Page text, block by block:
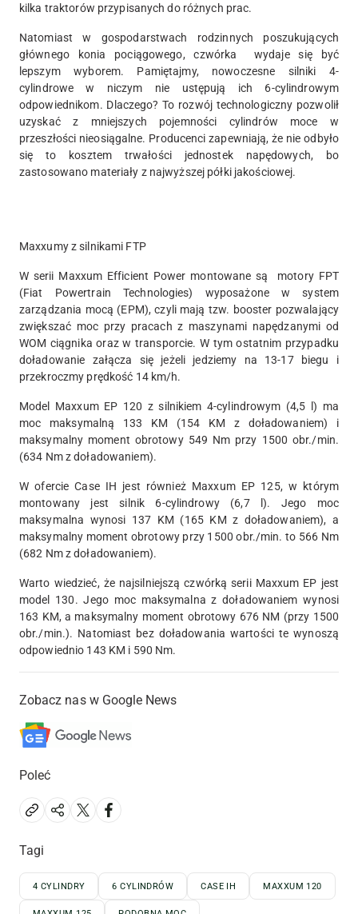
kilka traktorów przypisanych do różnych prac.
Natomiast w gospodarstwach rodzinnych poszukujących
głównego konia pociągowego, czwórka wydaje się być
lepszym wyborem. Pamiętajmy, nowoczesne silniki 4-
cylindrowe w niczym nie ustępują ich 6-cylindrowym
odpowiednikom. Dlaczego? To rozwój technologiczny pozwolił
uzyskać z mniejszych pojemności cylindrów moce w
przeszłości nieosiągalne. Producenci zapewniają, że nie odbyło
się to kosztem trwałości jednostek napędowych, bo
zastosowano materiały z najwyższej półki jakościowej.
Maxxumy z silnikami FTP
W serii Maxxum Efficient Power montowane są motory FPT
(Fiat Powertrain Technologies) wyposażone w system
zarządzania mocą (EPM), czyli mają tzw. booster pozwalający
zwiększać moc przy pracach z maszynami napędzanymi od
WOM ciągnika oraz w transporcie. W tym ostatnim przypadku
doładowanie załącza się jeżeli jedziemy na 13-17 biegu i
przekroczmy prędkość 14 km/h.
Model Maxxum EP 120 z silnikiem 4-cylindrowym (4,5 l) ma
moc maksymalną 133 KM (154 KM z doładowaniem) i
maksymalny moment obrotowy 549 Nm przy 1500 obr./min.
(634 Nm z doładowaniem).
W ofercie Case IH jest również Maxxum EP 125, w którym
montowany jest silnik 6-cylindrowy (6,7 l). Jego moc
maksymalna wynosi 137 KM (165 KM z doładowaniem), a
maksymalny moment obrotowy przy 1500 obr./min. to 566 Nm
(682 Nm z doładowaniem).
Warto wiedzieć, że najsilniejszą czwórką serii Maxxum EP jest
model 130. Jego moc maksymalna z doładowaniem wynosi
163 KM, a maksymalny moment obrotowy 676 NM (przy 1500
obr./min.). Natomiast bez doładowania wartości te wynoszą
odpowiednio 143 KM i 590 Nm.
Zobacz nas w Google News
Poleć
Tagi
4 CYLINDRY 6 CYLINDRÓW CASE IH MAXXUM 120